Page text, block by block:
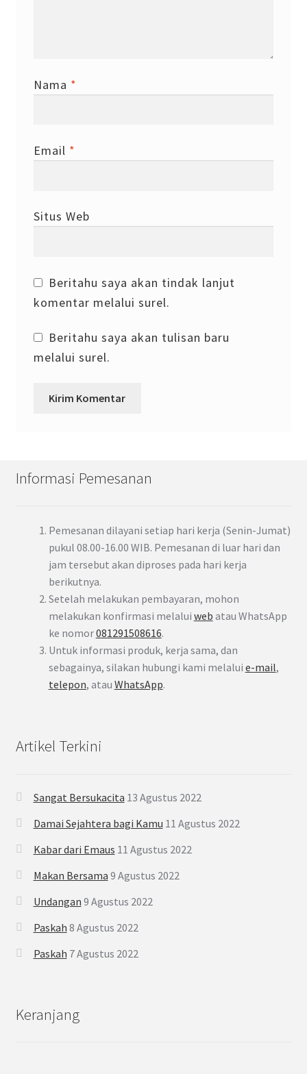
Nama *
Email *
Situs Web
Beritahu saya akan tindak lanjut
komentar melalui surel.
Beritahu saya akan tulisan baru
melalui surel.
Informasi Pemesanan
Pemesanan dilayani setiap hari kerja (Senin-Jumat)
pukul 08.00-16.00 WIB. Pemesanan di luar hari dan
jam tersebut akan diproses pada hari kerja
berikutnya.
Setelah melakukan pembayaran, mohon
melakukan konfirmasi melalui web atau WhatsApp
ke nomor081291508616.
Untuk informasi produk, kerja sama, dan
sebagainya, silakan hubungi kami melalui e-mail,
telepon, atau WhatsApp.
Artikel Terkini
Sangat Bersukacita 13 Agustus 2022
Damai Sejahtera bagi Kamu 11 Agustus 2022
Kabar dari Emaus 11 Agustus 2022
Makan Bersama 9 Agustus 2022
Undangan 9 Agustus 2022
Paskah 8 Agustus 2022
Paskah 7 Agustus 2022
Keranjang